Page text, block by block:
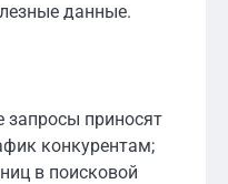
данные.
запросы приносят
конкурентам;
в поисковой